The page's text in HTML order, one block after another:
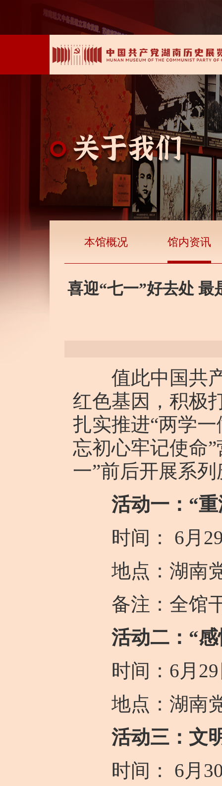
本馆概况 馆内资讯
喜迎“七一”好去处
值此中国共产
红色基因，积极
扎实推进“两学
忘初心牢记使命
一”前后开展系
活动一：“重
时间： 6月29
地点：湖南党
备注：全馆干
活动二：“
时间：6月29
地点：湖南党
活动三：文
时间： 6月